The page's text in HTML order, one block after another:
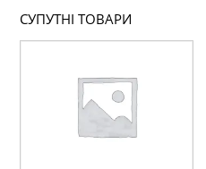
СУПУТНІ ТОВАРИ